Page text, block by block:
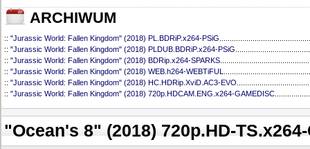
ARCHIWUM
:: "Jurassic World: Fallen Kingdom" (2018) PL.BDRiP.x264-PSiG
:: "Jurassic World: Fallen Kingdom" (2018) PLDUB.BDRiP.x264-PSiG
:: "Jurassic World: Fallen Kingdom" (2018) BDRip.x264-SPARKS
:: "Jurassic World: Fallen Kingdom" (2018) WEB.h264-WEBTiFUL
:: "Jurassic World: Fallen Kingdom" (2018) HC.HDRip.XviD.AC3-EVO
:: "Jurassic World: Fallen Kingdom" (2018) 720p.HDCAM.ENG.x264-GAMEDISC
"Ocean's 8" (2018) 720p.HD-